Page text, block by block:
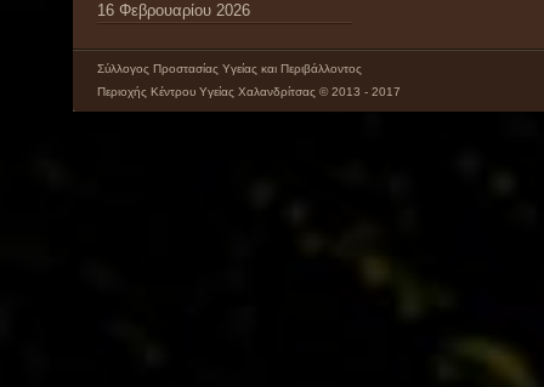
16 Φεβρουαρίου 2026
Σύλλογος Προστασίας Υγείας και Περιβάλλοντος
Περιοχής Κέντρου Υγείας Χαλανδρίτσας © 2013 - 2017